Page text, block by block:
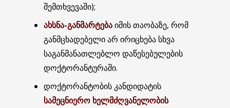
შემთხვევაში);
ახსნა-განმარტებაიმის თაობაზე, რომ
განმცხადებელი არ ირიცხება სხვა
საგანმანათლებლო დაწესებულების
დოქტორანტურაში.
დოქტორანტობის კანდიდატის
სამეცნიერო ხელმძღვანელობის